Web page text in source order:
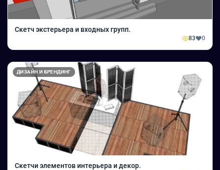
Скетч экстерьера и входных групп.
83 0
ДИЗАЙН И БРЕНДИНГ
Скетчи элементов интерьера и декор.